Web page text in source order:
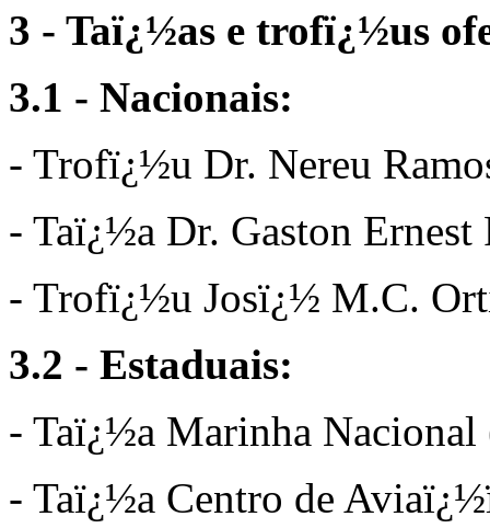
3 - Taï¿½as e trofï¿½us
3.1 - Nacionais:
- Trofï¿½u Dr. Nereu
- Taï¿½a Dr. Gaston
- Trofï¿½u Josï¿½ M.C.
3.2 - Estaduais:
- Taï¿½a Marinha
- Taï¿½a Centro de